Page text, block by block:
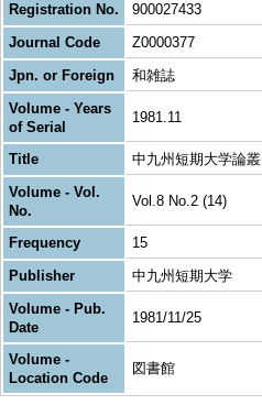
Registration No.
900027433
Journal Code
Z0000377
Jpn. or Foreign
和雑誌
Volume - Years
of Serial
1981.11
Title
中九州短期大学論叢
Volume - Vol.
No.
Vol.8 No.2 (14)
Frequency
15
Publisher
中九州短期大学
Volume - Pub.
Date
1981/11/25
Volume -
Location Code
図書館